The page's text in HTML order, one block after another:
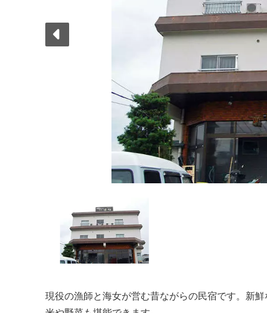
現役の漁師と海女が営む昔ながらの民宿です。新